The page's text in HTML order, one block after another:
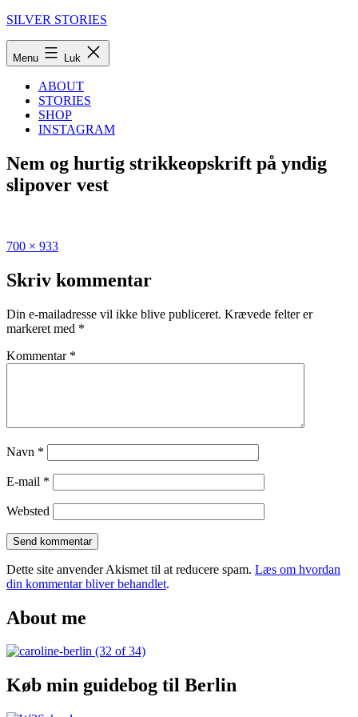
Fortsæt
SILVER STORIES
Menu Luk
ABOUT
STORIES
SHOP
INSTAGRAM
Nem og hurtig strikkeopskrift på yndig
slipover vest
Udgivet
Bolsje-
slipover
Strikkeopskrift
Fuld
700 × 933
Skriv kommentar
Din e-mailadresse vil ikke blive publiceret. Krævede felter er
markeret med *
Kommentar *
Navn *
E-mail *
Websted
Dette site anvender Akismet til at reducere spam. Læs om hvordan
din kommentar bliver behandlet.
About me
Køb min guidebog til Berlin